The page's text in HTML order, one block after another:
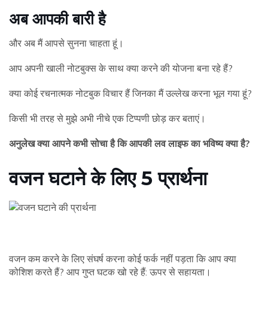
अब आपकी बारी है
और अब मैं आपसे सुनना चाहता हूं।
आप अपनी खाली नोटबुक्स के साथ क्या करने की योजना बना रहे हैं?
क्या कोई रचनात्मक नोटबुक विचार हैं जिनका मैं उल्लेख करना भूल गया हूं?
किसी भी तरह से मुझे अभी नीचे एक टिप्पणी छोड़ कर बताएं।
अनुलेख क्या आपने कभी सोचा है कि आपकी लव लाइफ का भविष्य क्या है?
वजन घटाने के लिए 5 प्रार्थना
वजन कम करने के लिए संघर्ष करना कोई फर्क नहीं पड़ता कि आप क्या
कोशिश करते हैं? आप गुप्त घटक खो रहे हैं: ऊपर से सहायता।